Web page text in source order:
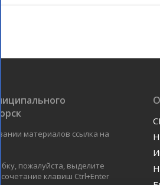
материалов ссылка на
пожалуйста, выделите
клавиш Ctrl+Enter